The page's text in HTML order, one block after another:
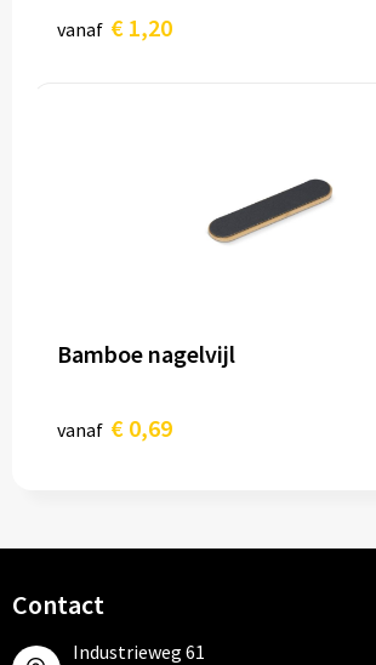
vanaf € 1,20
Bamboe nagelvijl
vanaf € 0,69
Contact
Industrieweg 61